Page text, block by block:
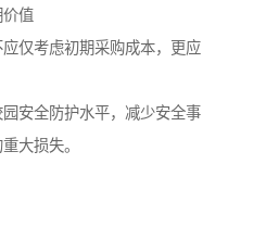
价值
仅考虑初期采购成本，更应
安全防护水平，减少安全事
大损失。